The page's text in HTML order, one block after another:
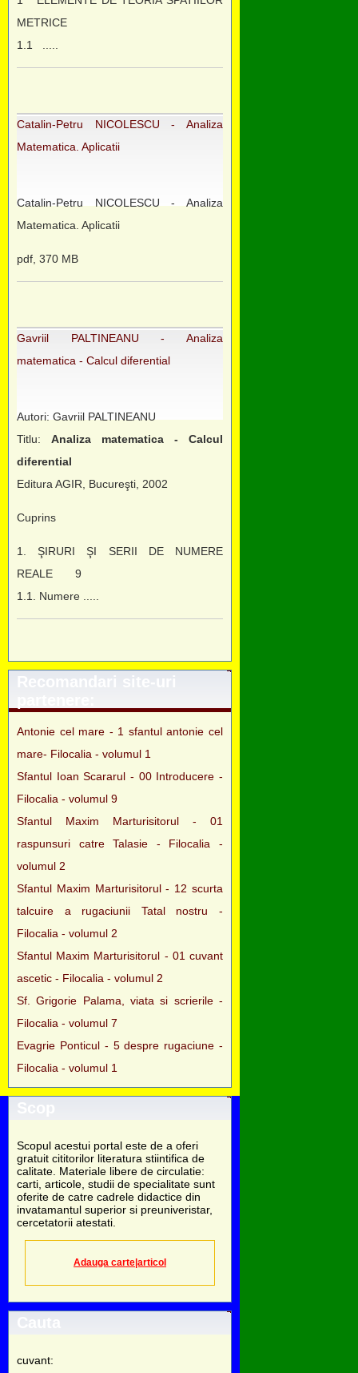
METRICE
1.1 .....
Catalin-Petru NICOLESCU - Analiza
Matematica. Aplicatii
Catalin-Petru NICOLESCU - Analiza
Matematica. Aplicatii
pdf, 370 MB
Gavriil PALTINEANU - Analiza
matematica - Calcul diferential
Autori: Gavriil PALTINEANU
Titlu: Analiza matematica - Calcul
diferential
Editura AGIR, Bucureşti, 2002
Cuprins
1. ŞIRURI ŞI SERII DE NUMERE
REALE 9
1.1. Numere .....
Recomandari site-uri
Antonie cel mare - 1 sfantul antonie cel
mare- Filocalia - volumul 1
Sfantul Ioan Scararul - 00 Introducere -
Filocalia - volumul 9
Sfantul Maxim Marturisitorul - 01
raspunsuri catre Talasie - Filocalia -
volumul 2
Sfantul Maxim Marturisitorul - 12 scurta
talcuire a rugaciunii Tatal nostru -
Filocalia - volumul 2
Sfantul Maxim Marturisitorul - 01 cuvant
ascetic - Filocalia - volumul 2
Sf. Grigorie Palama, viata si scrierile -
Filocalia - volumul 7
Evagrie Ponticul - 5 despre rugaciune -
Filocalia - volumul 1
Scop
Scopul acestui portal este de a oferi
gratuit cititorilor literatura stiintifica de
calitate. Materiale libere de circulatie:
carti, articole, studii de specialitate sunt
oferite de catre cadrele didactice din
invatamantul superior si preuniveristar,
cercetatorii atestati.
Adauga carte|articol
Cauta
cuvant: